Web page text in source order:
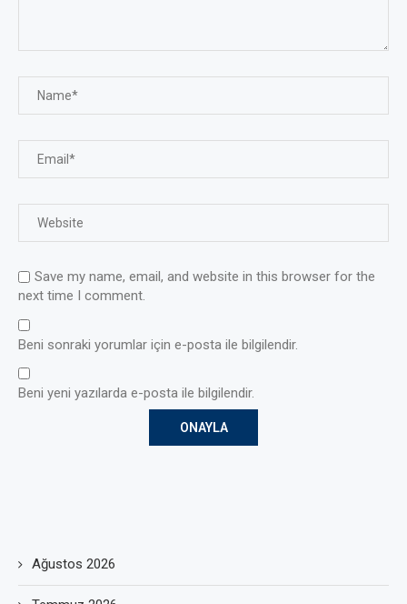
Save my name, email, and website in this browser for the
next time I comment.
Beni sonraki yorumlar için e-posta ile bilgilendir.
Beni yeni yazılarda e-posta ile bilgilendir.
Ağustos 2026